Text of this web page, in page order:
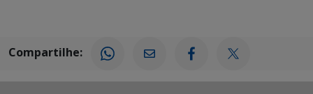
Compartilhe: